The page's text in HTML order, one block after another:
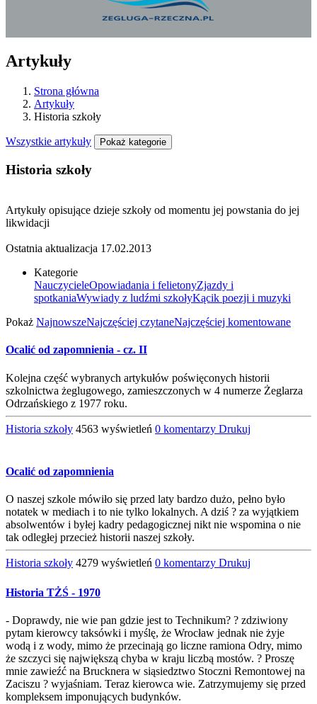
Artykuły
Strona główna
Artykuły
Historia szkoły
Wszystkie artykuły Pokaż kategorie
Historia szkoły
Artykuły opisujące dzieje szkoły od momentu jej powstania do jej
likwidacji
Ostatnia aktualizacja 17.02.2013
Kategorie
NauczycieleOpowiadania i felietonyZjazdy i
spotkaniaWywiady z ludźmi szkołyKącik poezji i muzyki
Pokaż NajnowszeNajczęściej czytaneNajczęściej komentowane
Ocalić od zapomnienia - cz. II
Kolejna część wybranych artykułów poświęconych historii
szkolnictwa żeglugowego, zamieszczonych w 4 numerze Żeglarza
Odrzańskiego z 1977 roku.
Historia szkoły 4563 wyświetleń 0 komentarzy Drukuj
Ocalić od zapomnienia
O naszej szkole mówiło się przed laty bardzo dużo, pełno było
notatek w mediach i to nie tylko lokalnych. A dziś ? za wyjątkiem
absolwentów i byłej kadry pedagogicznej nikt nie wspomina o nie
tak odległej przecież historii naszej szkoły.
Historia szkoły 4279 wyświetleń 0 komentarzy Drukuj
Historia TŻŚ - 1970
- Doprawdy, nie wie pan gdzie jest to Technikum? ? zdziwiony
pytam kierowcy taksówki i myślę, że Wrocław jednak nie żyje
wodą i z wody, mimo że przecinają go liczne ramiona Odry, mimo
że szczyci się największą chyba w kraju liczbą mostów. ? Proszę
mnie zawieźć na Brucknera w siąsiedztwo Stoczni Remontowej na
Zaciszu ? wyjaśniam. Teraz kierowca wie. Zatrzymujemy się przed
kompleksem imponujących budynków.